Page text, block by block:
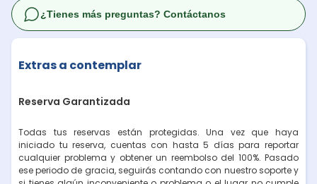
Extras a contemplar
Reserva Garantizada
Todas tus reservas están protegidas. Una vez que haya
iniciado tu reserva, cuentas con hasta 5 días para reportar
cualquier problema y obtener un reembolso del 100%. Pasado
ese periodo de gracia, seguirás contando con nuestro soporte y
¿Tienes más preguntas? Contáctanos